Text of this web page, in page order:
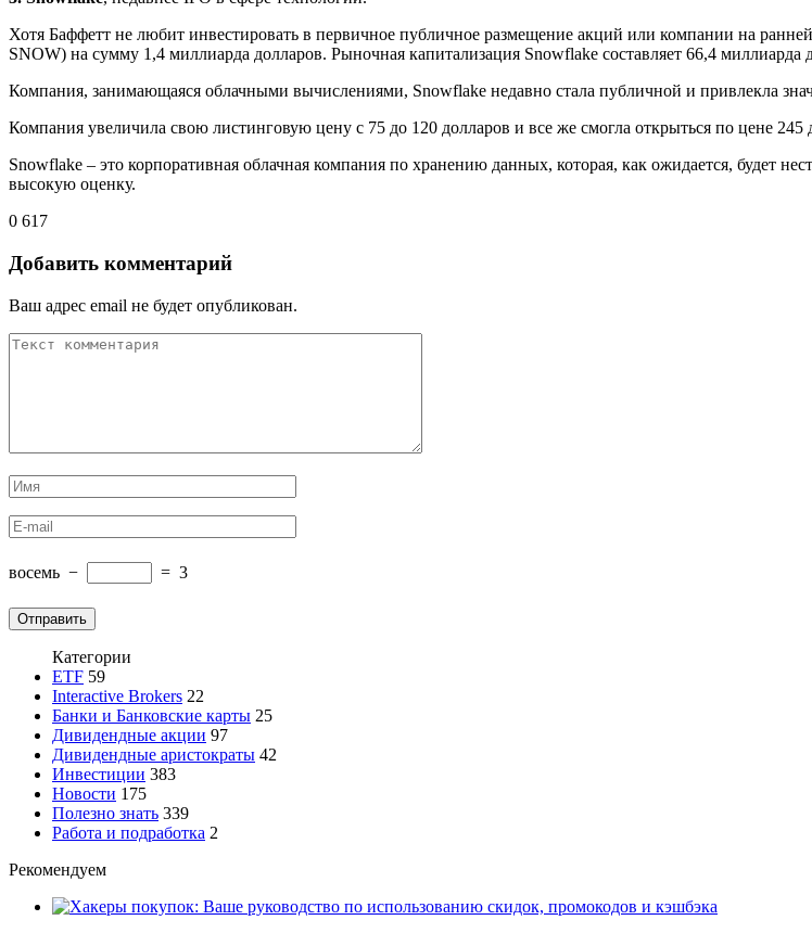
Хотя Баффетт не любит инвестировать в первичное публичное размещение акций или компании на
SNOW) на сумму 1,4 миллиарда долларов. Рыночная капитализация Snowflake составляет 66,4
Компания, занимающаяся облачными вычислениями, Snowflake недавно стала публичной и привлекла
Компания увеличила свою листинговую цену с 75 до 120 долларов и все же смогла открыться по цене
Snowflake – это корпоративная облачная компания по хранению данных, которая, как ожидается, будет
высокую оценку.
0 617
Добавить комментарий
Ваш адрес email не будет опубликован.
восемь − = 3
Категории
ETF 59
Interactive Brokers 22
Банки и Банковские карты 25
Дивидендные акции 97
Дивидендные аристократы 42
Инвестиции 383
Новости 175
Полезно знать 339
Работа и подработка 2
Рекомендуем